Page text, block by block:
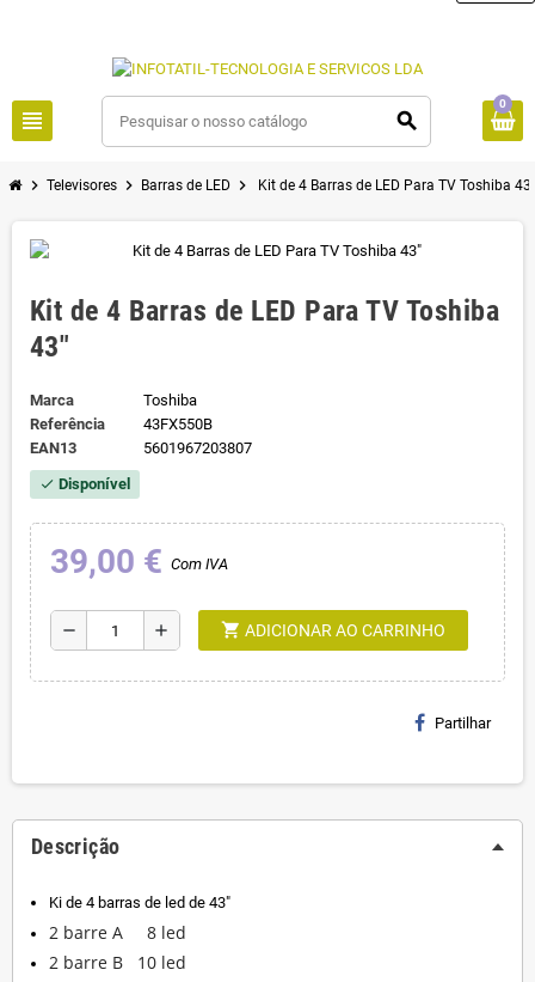
view_headline search
0
chevron_right Televisores chevron_right Barras de LED chevron_right Kit de 4 Barras de LED Para TV Toshiba 43"
Kit de 4 Barras de LED Para TV Toshiba
43"
Marca
Toshiba
Referência
43FX550B
EAN13
5601967203807
check Disponível
39,00 € Com IVA
remove add shopping_cart ADICIONAR AO CARRINHO
Partilhar
Descrição
Ki de 4 barras de led de 43"
2 barre A 8 led
2 barre B 10 led